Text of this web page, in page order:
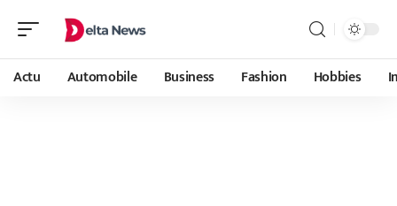
Actu Automobile Business Fashion Hobbies